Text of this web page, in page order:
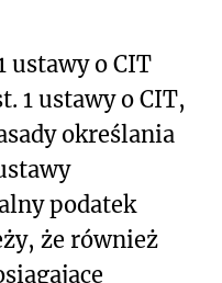
ustawy o CIT
1 ustawy o CIT,
określania
podatek
że również